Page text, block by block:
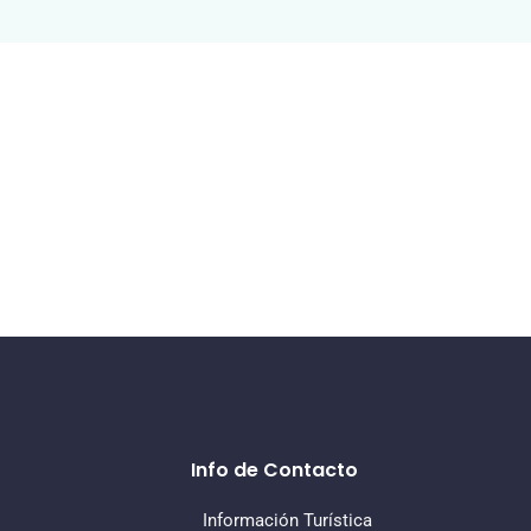
Info de Contacto
Información Turística